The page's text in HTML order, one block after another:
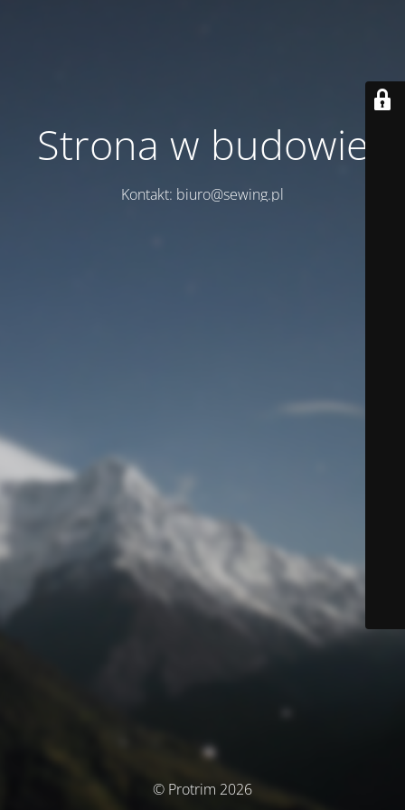
Strona w budowie
Kontakt: biuro@sewing.pl
© Protrim 2026